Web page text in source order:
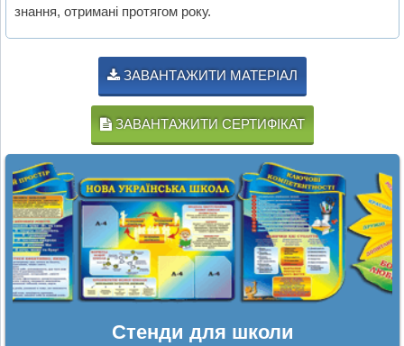
знання, отримані протягом року.
ЗАВАНТАЖИТИ МАТЕРІАЛ
ЗАВАНТАЖИТИ СЕРТИФІКАТ
Стенди для школи